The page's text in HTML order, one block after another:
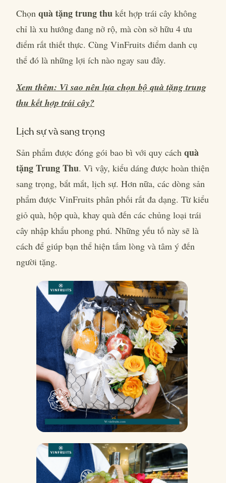
Chọn quà tặng trung thu kết hợp trái cây không
chỉ là xu hướng đang nở rộ, mà còn sở hữu 4 ưu
điểm rất thiết thực. Cùng VinFruits điểm danh cụ
thể đó là những lợi ích nào ngay sau đây.
Xem thêm: Vì sao nên lựa chọn bộ quà tặng trung
thu kết hợp trái cây?
Lịch sự và sang trọng
Sản phẩm được đóng gói bao bì với quy cách quà
tặng Trung Thu. Vì vậy, kiểu dáng được hoàn thiện
sang trọng, bắt mắt, lịch sự. Hơn nữa, các dòng sản
phẩm được VinFruits phân phối rất đa dạng. Từ kiểu
giỏ quà, hộp quà, khay quà đến các chủng loại trái
cây nhập khẩu phong phú. Những yếu tố này sẽ là
cách để giúp bạn thể hiện tấm lòng và tâm ý đến
người tặng.